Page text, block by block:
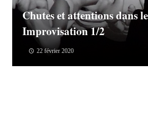
Chutes et attentions dans
Improvisation 1/2
22 février 2020